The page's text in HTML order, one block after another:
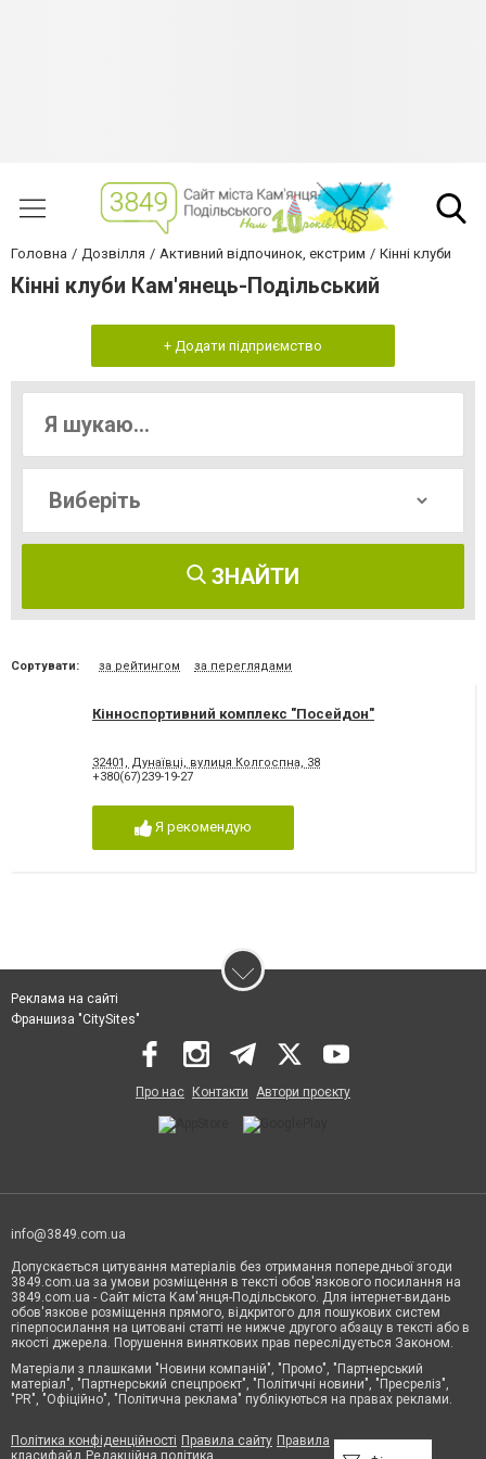
Головна Дозвілля Активний відпочинок, екстрим Кінні клуби
Кінні клуби Кам'янець-Подільський
+ Додати підприємство
ЗНАЙТИ
Сортувати: за рейтингом за переглядами
Кінноспортивний комплекс "Посейдон"
32401, Дунаївці, вулиця Колгоспна, 38
+380(67)239-19-27
Я рекомендую
Реклама на сайті
Франшиза "CitySites"
Про нас Контакти Автори проєкту
info@3849.com.ua
Допускається цитування матеріалів без отримання попередньої згоди
3849.com.ua за умови розміщення в тексті обов'язкового посилання на
3849.com.ua - Сайт міста Кам'янця-Подільського. Для інтернет-видань
обов'язкове розміщення прямого, відкритого для пошукових систем
гіперпосилання на цитовані статті не нижче другого абзацу в тексті або в
якості джерела. Порушення виняткових прав переслідується Законом.
Матеріали з плашками "Новини компаній", "Промо", "Партнерський
матеріал", "Партнерський спецпроєкт", "Політичні новини", "Пресреліз",
"PR", "Офіційно", "Політична реклама" публікуються на правах реклами.
Політика конфіденційності Правила сайту Правила
класифайд Редакційна політика